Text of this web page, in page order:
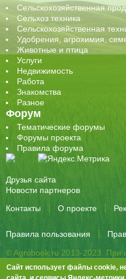
Сельскохозяйственная
Сельхоз техника
Сельскохозяйственная
Удобрения, агрохимия,
Животные и птица
Услуги
Недвижимость
Работа
Знакомства
Разное
Форум
Тематические форумы
Форумы проекта
Правила форума
Друзья сайта
Новости партнеров
Контакты
О проекте
Правила пользования
© Agrobook.ru 2013-2023. При
активная ссылка на
Сайт использует файлы cookie,